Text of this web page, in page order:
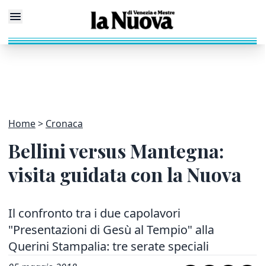
Home Cronaca
Bellini versus Mantegna:
visita guidata con la Nuova
Il confronto tra i due capolavori
"Presentazioni di Gesù al Tempio" alla
Querini Stampalia: tre serate speciali